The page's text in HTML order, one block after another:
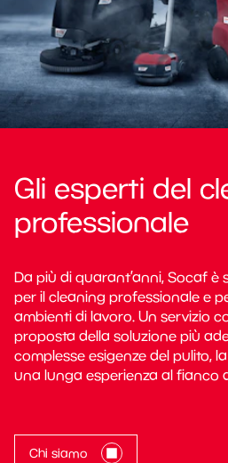
Usate
Usate
Impianti fissi
Autonome
Usate
Per olio e trucioli
Certificati ATEX
Elettroventilatori
Monospazzole
Pulizia pannelli solari
Vasche lavapezzi
Lavatappezzeria
Battitappeto
Nebulizzatori
Panoramica
Detergenti
Attrezzature
Sacchi
Ecolabel
Dispositivi di protezione
Dispenser
Carta
Innovazione tecnologica
Pronto intervento
Noleggio macchine
Usato garantito
Supervalutazione dell'usato
Imprese di pulizia
Retail
Ho.Re.Ca.
Aziende
Shop
Gli esperti del
professionale
Da più di quarant’anni, Socaf è
per il cleaning professionale e
ambienti di lavoro. Un servizio
proposta della soluzione più
complesse esigenze del pulito,
una lunga esperienza al fianco
Chi siamo